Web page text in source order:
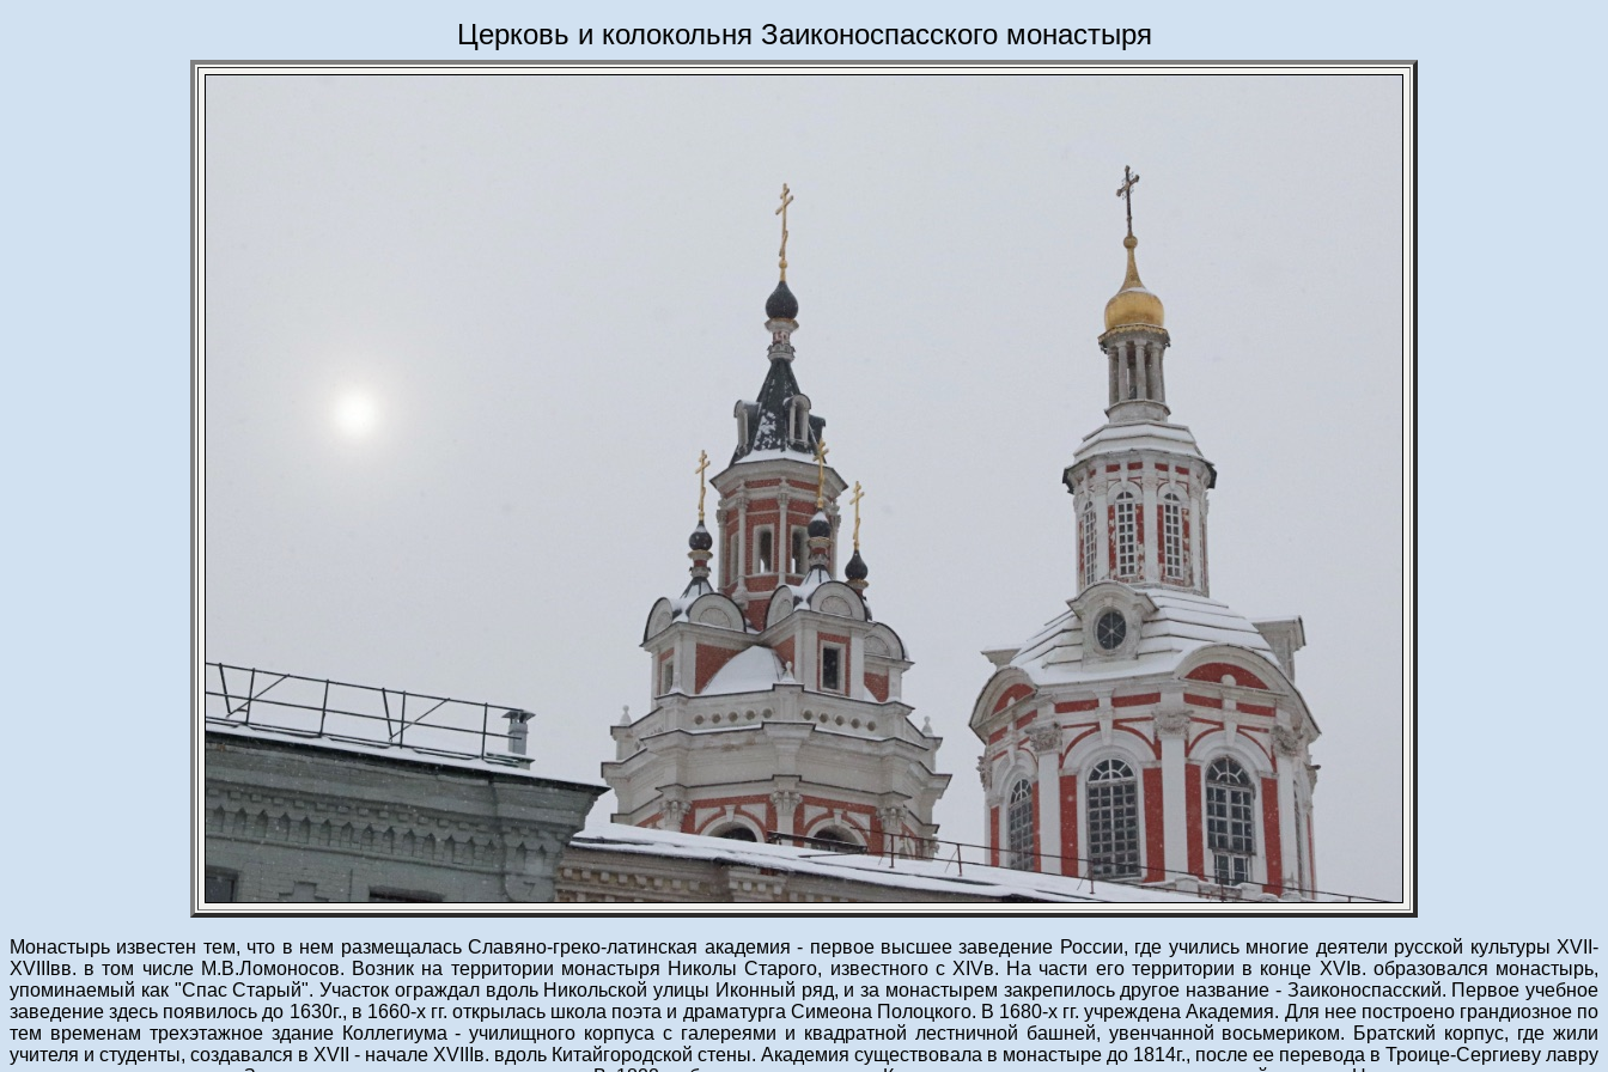
Церковь и колокольня Заиконоспасского монастыря
Монастырь известен тем, что в нем размещалась Славяно-греко-латинская академия - первое высшее заведение России, где учились многие деятели русской культуры XVII-
XVIIIвв. в том числе М.В.Ломоносов. Возник на территории монастыря Николы Старого, известного с XIVв. На части его территории в конце XVIв. образовался монастырь,
упоминаемый как "Спас Старый". Участок ограждал вдоль Никольской улицы Иконный ряд, и за монастырем закрепилось другое название - Заиконоспасский. Первое учебное
заведение здесь появилось до 1630г., в 1660-х гг. открылась школа поэта и драматурга Симеона Полоцкого. В 1680-х гг. учреждена Академия. Для нее построено грандиозное по
тем временам трехэтажное здание Коллегиума - училищного корпуса с галереями и квадратной лестничной башней, увенчанной восьмериком. Братский корпус, где жили
учителя и студенты, создавался в XVII - начале XVIIIв. вдоль Китайгородской стены. Академия существовала в монастыре до 1814г., после ее перевода в Троице-Сергиеву лавру